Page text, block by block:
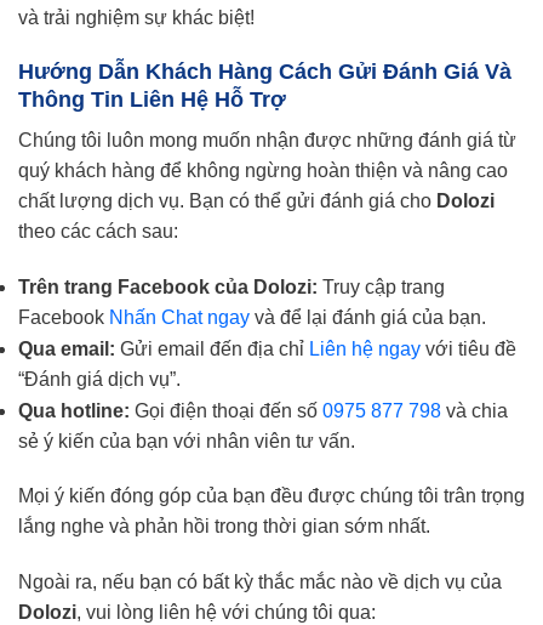
và trải nghiệm sự khác biệt!
Hướng Dẫn Khách Hàng Cách Gửi Đánh Giá Và
Thông Tin Liên Hệ Hỗ Trợ
Chúng tôi luôn mong muốn nhận được những đánh giá từ
quý khách hàng để không ngừng hoàn thiện và nâng cao
chất lượng dịch vụ. Bạn có thể gửi đánh giá cho Dolozi
theo các cách sau:
Trên trang Facebook của Dolozi: Truy cập trang
Facebook Nhấn Chat ngay và để lại đánh giá của bạn.
Qua email: Gửi email đến địa chỉ Liên hệ ngay với tiêu đề
“Đánh giá dịch vụ”.
Qua hotline: Gọi điện thoại đến số 0975 877 798 và chia
sẻ ý kiến của bạn với nhân viên tư vấn.
Mọi ý kiến đóng góp của bạn đều được chúng tôi trân trọng
lắng nghe và phản hồi trong thời gian sớm nhất.
Ngoài ra, nếu bạn có bất kỳ thắc mắc nào về dịch vụ của
Dolozi, vui lòng liên hệ với chúng tôi qua: